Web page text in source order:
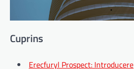
Cuprins
Erecfuryl Prospect: Introducere